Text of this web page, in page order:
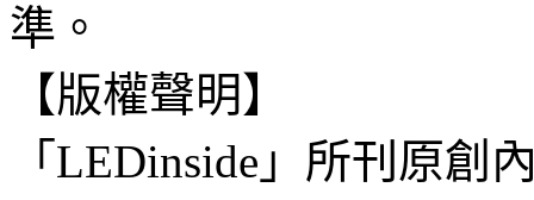
準。
【版權聲明】
「LEDinside」所刊原創